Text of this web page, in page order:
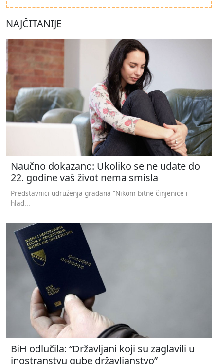
NAJČITANIJE
Naučno dokazano: Ukoliko se ne udate do
22. godine vaš život nema smisla
Predstavnici udruženja građana “Nikom bitne činjenice i
hlađ...
BiH odlučila: “Državljani koji su zaglavili u
inostranstvu gube državljanstvo”